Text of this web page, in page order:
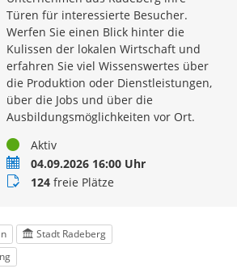
Türen für interessierte Besucher.
Werfen Sie einen Blick hinter die
Kulissen der lokalen Wirtschaft und
erfahren Sie viel Wissenswertes über
die Produktion oder Dienstleistungen,
über die Jobs und über die
Ausbildungsmöglichkeiten vor Ort.
StatusAktiv
Termin04.09.2026 16:00 Uhr
Buchungsstatus
124freie Plätze
Stadt Radeberg